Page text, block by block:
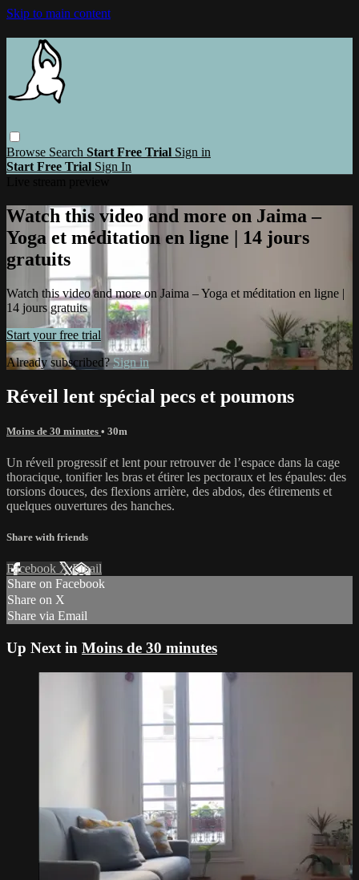
Skip to main content
Browse Search Start Free Trial Sign in
Start Free Trial Sign In
Watch this video and more on Jaima –
Yoga et méditation en ligne | 14 jours
gratuits
Watch this video and more on Jaima – Yoga et méditation en ligne |
14 jours gratuits
Start your free trial
Already subscribed?Sign in
Réveil lent spécial pecs et poumons
Moins de 30 minutes • 30m
Un réveil progressif et lent pour retrouver de l’espace dans la cage
thoracique, tonifier les bras et étirer les pectoraux et les épaules: des
torsions douces, des flexions arrière, des abdos, des étirements et
quelques ouvertures des hanches.
Share with friends
Facebook XEmail
Share on Facebook
Share on X
Share via Email
Up Next in Moins de 30 minutes